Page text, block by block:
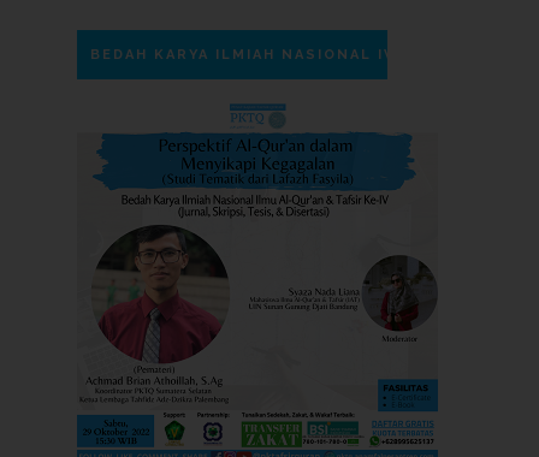
BEDAH KARYA ILMIAH NASIONAL IV